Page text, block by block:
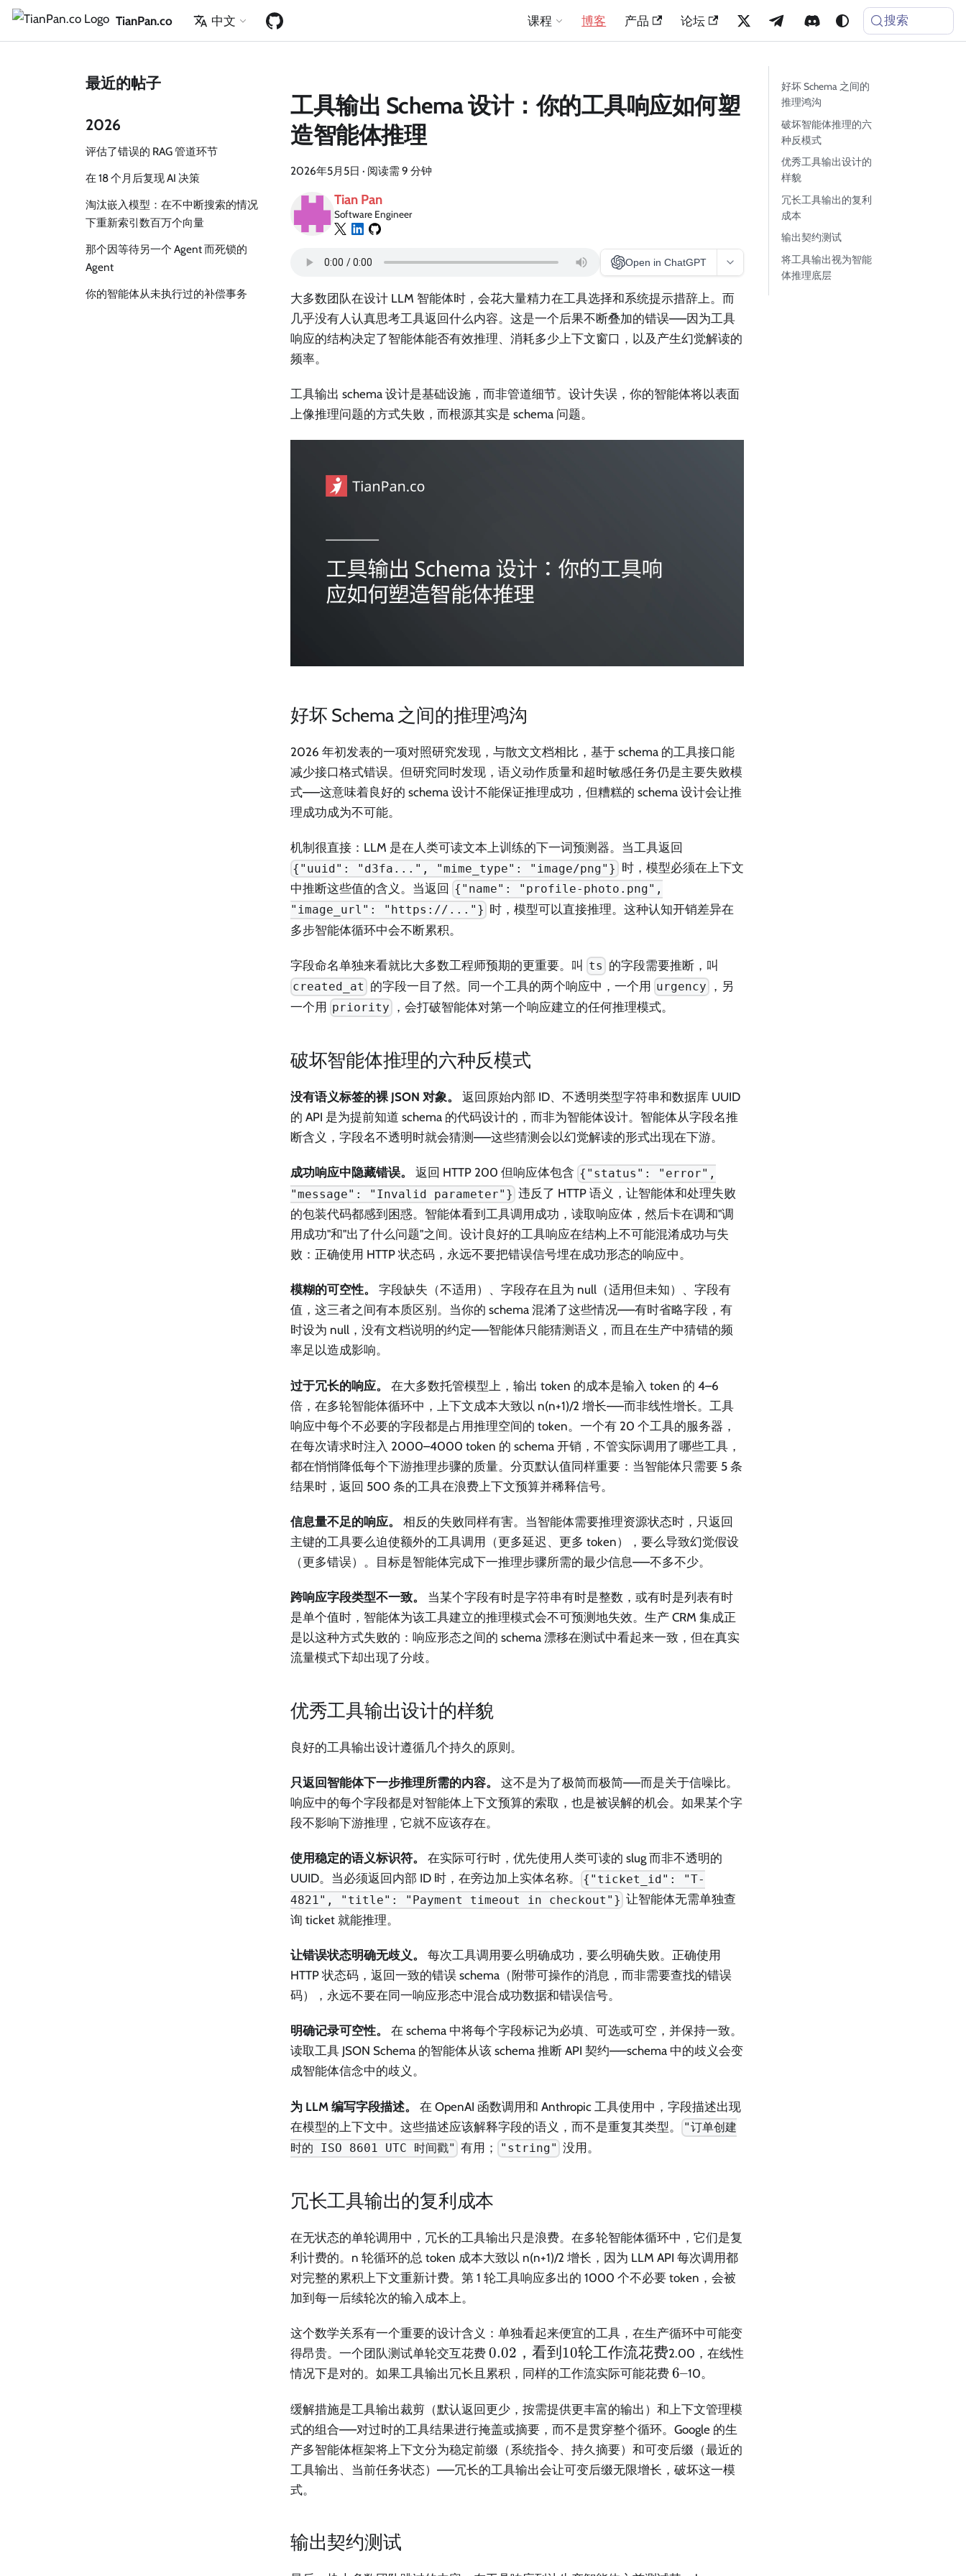
TianPan.co 中文 课程 博客 产品 论坛 搜索
最近的帖子
2026
评估了错误的 RAG 管道环节
在 18 个月后复现 AI 决策
淘汰嵌入模型：在不中断搜索的情况
下重新索引数百万个向量
那个因等待另一个 Agent 而死锁的
Agent
你的智能体从未执行过的补偿事务
工具输出 Schema 设计：你的工具响应如何塑
造智能体推理
2026年5月5日 · 阅读需 9 分钟
Tian Pan
Software Engineer
Open in ChatGPT
大多数团队在设计 LLM 智能体时，会花大量精力在工具选择和系统提示措辞上。而
几乎没有人认真思考工具返回什么内容。这是一个后果不断叠加的错误——因为工具
响应的结构决定了智能体能否有效推理、消耗多少上下文窗口，以及产生幻觉解读的
频率。
工具输出 schema 设计是基础设施，而非管道细节。设计失误，你的智能体将以表面
上像推理问题的方式失败，而根源其实是 schema 问题。
好坏 Schema 之间的推理鸿沟
2026 年初发表的一项对照研究发现，与散文文档相比，基于 schema 的工具接口能
减少接口格式错误。但研究同时发现，语义动作质量和超时敏感任务仍是主要失败模
式——这意味着良好的 schema 设计不能保证推理成功，但糟糕的 schema 设计会让推
理成功成为不可能。
机制很直接：LLM 是在人类可读文本上训练的下一词预测器。当工具返回
{"uuid": "d3fa...", "mime_type": "image/png"} 时，模型必须在上下文
中推断这些值的含义。当返回 {"name": "profile-photo.png",
"image_url": "https://..."} 时，模型可以直接推理。这种认知开销差异在
多步智能体循环中会不断累积。
字段命名单独来看就比大多数工程师预期的更重要。叫 ts 的字段需要推断，叫
created_at 的字段一目了然。同一个工具的两个响应中，一个用 urgency
，另
一个用 priority ，会打破智能体对第一个响应建立的任何推理模式。
破坏智能体推理的六种反模式
没有语义标签的裸 JSON 对象。
返回原始内部 ID、不透明类型字符串和数据库 UUID
的 API 是为提前知道 schema 的代码设计的，而非为智能体设计。智能体从字段名推
断含义，字段名不透明时就会猜测——这些猜测会以幻觉解读的形式出现在下游。
成功响应中隐藏错误。 返回 HTTP 200 但响应体包含 {"status": "error",
"message": "Invalid parameter"} 违反了 HTTP 语义，让智能体和处理失败
的包装代码都感到困惑。智能体看到工具调用成功，读取响应体，然后卡在调和"调
用成功"和"出了什么问题"之间。设计良好的工具响应在结构上不可能混淆成功与失
败：正确使用 HTTP 状态码，永远不要把错误信号埋在成功形态的响应中。
模糊的可空性。
字段缺失（不适用）、字段存在且为 null（适用但未知）、字段有
值，这三者之间有本质区别。当你的 schema 混淆了这些情况——有时省略字段，有
时设为 null，没有文档说明的约定——智能体只能猜测语义，而且在生产中猜错的频
率足以造成影响。
过于冗长的响应。
在大多数托管模型上，输出 token 的成本是输入 token 的 4–6
倍，在多轮智能体循环中，上下文成本大致以 n(n+1)/2 增长——而非线性增长。工具
响应中每个不必要的字段都是占用推理空间的 token。一个有 20 个工具的服务器，
在每次请求时注入 2000–4000 token 的 schema 开销，不管实际调用了哪些工具，
都在悄悄降低每个下游推理步骤的质量。分页默认值同样重要：当智能体只需要 5 条
结果时，返回 500 条的工具在浪费上下文预算并稀释信号。
信息量不足的响应。
相反的失败同样有害。当智能体需要推理资源状态时，只返回
主键的工具要么迫使额外的工具调用（更多延迟、更多 token），要么导致幻觉假设
（更多错误）。目标是智能体完成下一推理步骤所需的最少信息——不多不少。
跨响应字段类型不一致。
当某个字段有时是字符串有时是整数，或有时是列表有时
是单个值时，智能体为该工具建立的推理模式会不可预测地失效。生产 CRM 集成正
是以这种方式失败的：响应形态之间的 schema 漂移在测试中看起来一致，但在真实
流量模式下却出现了分歧。
优秀工具输出设计的样貌
良好的工具输出设计遵循几个持久的原则。
只返回智能体下一步推理所需的内容。
这不是为了极简而极简——而是关于信噪比。
响应中的每个字段都是对智能体上下文预算的索取，也是被误解的机会。如果某个字
段不影响下游推理，它就不应该存在。
使用稳定的语义标识符。
在实际可行时，优先使用人类可读的 slug 而非不透明的
UUID。当必须返回内部 ID 时，在旁边加上实体名称。
{"ticket_id": "T-
4821", "title": "Payment timeout in checkout"} 让智能体无需单独查
询 ticket 就能推理。
让错误状态明确无歧义。
每次工具调用要么明确成功，要么明确失败。正确使用
HTTP 状态码，返回一致的错误 schema（附带可操作的消息，而非需要查找的错误
码），永远不要在同一响应形态中混合成功数据和错误信号。
明确记录可空性。
在 schema 中将每个字段标记为必填、可选或可空，并保持一致。
读取工具 JSON Schema 的智能体从该 schema 推断 API 契约——schema 中的歧义会变
成智能体信念中的歧义。
为 LLM 编写字段描述。
在 OpenAI 函数调用和 Anthropic 工具使用中，字段描述出现
在模型的上下文中。这些描述应该解释字段的语义，而不是重复其类型。
"订单创建
时的 ISO 8601 UTC 时间戳" 有用； "string" 没用。
冗长工具输出的复利成本
在无状态的单轮调用中，冗长的工具输出只是浪费。在多轮智能体循环中，它们是复
利计费的。n 轮循环的总 token 成本大致以 n(n+1)/2 增长，因为 LLM API 每次调用都
对完整的累积上下文重新计费。第 1 轮工具响应多出的 1000 个不必要 token，会被
加到每一后续轮次的输入成本上。
这个数学关系有一个重要的设计含义：单独看起来便宜的工具，在生产循环中可能变
得昂贵。一个团队测试单轮交互花费 0.02，
看到
工作
流花
费
0.02 ，看到 10轮工作流花费2.00，在线性
情况下是对的。如果工具输出冗长且累积，同样的工作流实际可能花费 6
6–10。
缓解措施是工具输出裁剪（默认返回更少，按需提供更丰富的输出）和上下文管理模
式的组合——对过时的工具结果进行掩盖或摘要，而不是贯穿整个循环。Google 的生
产多智能体框架将上下文分为稳定前缀（系统指令、持久摘要）和可变后缀（最近的
工具输出、当前任务状态）——冗长的工具输出会让可变后缀无限增长，破坏这一模
式。
输出契约测试
好坏 Schema 之间的
推理鸿沟
破坏智能体推理的六
种反模式
优秀工具输出设计的
样貌
冗长工具输出的复利
成本
输出契约测试
将工具输出视为智能
体推理底层